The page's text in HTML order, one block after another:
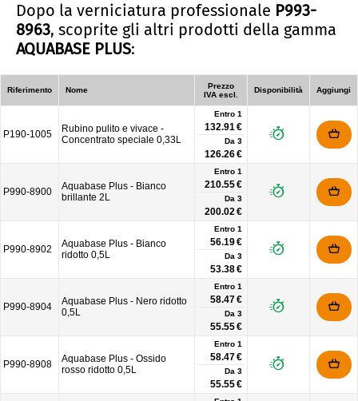
Dopo la verniciatura professionale P993-
8963, scoprite gli altri prodotti della gamma
AQUABASE PLUS:
Riferimento Nome
Prezzo
IVA escl.
Disponibilità Aggiungi
P190-1005
Rubino pulito e vivace -
Concentrato speciale 0,33L
Entro 1
132.91 €
Da 3
126.26 €
P990-8900
Aquabase Plus - Bianco
brillante 2L
Entro 1
210.55 €
Da 3
200.02 €
P990-8902
Aquabase Plus - Bianco
ridotto 0,5L
Entro 1
56.19 €
Da 3
53.38 €
P990-8904
Aquabase Plus - Nero ridotto
0,5L
Entro 1
58.47 €
Da 3
55.55 €
P990-8908
Aquabase Plus - Ossido
rosso ridotto 0,5L
Entro 1
58.47 €
Da 3
55.55 €